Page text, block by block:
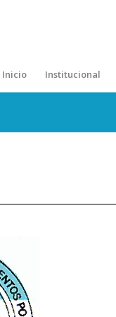
Inicio Institucional